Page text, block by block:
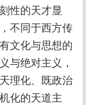
性的天才显
不同于西方传
文化与思想的
与绝对主义，
理化、既政治
化的天道主